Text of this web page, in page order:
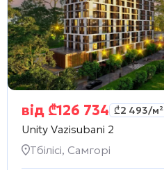
від ₾126 734 ₾2 493/м²
Unity Vazisubani 2
Тбілісі, Самгорі